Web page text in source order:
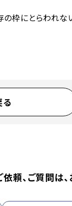
枠にとらわれ
る
頼、ご質問は